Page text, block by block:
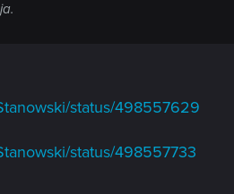
status/498557629
status/498557733